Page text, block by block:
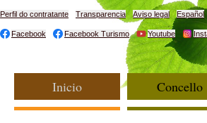
Perfil do contratante Transparencia Aviso legal Español
Facebook Facebook Turismo Youtube
Inicio Concello